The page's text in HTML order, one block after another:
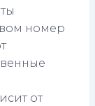
номер
от